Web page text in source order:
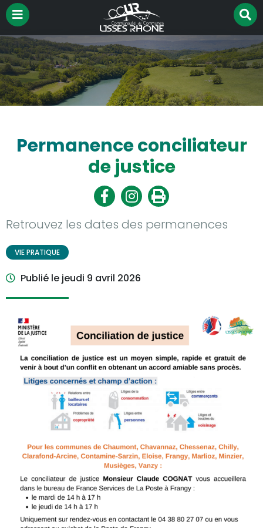
Aller à la recherche
Menu
le
Permanence conciliateur
de justice
Partager
sur
Facebook
Partager
sur
Twitter
Imprimer
Retrouvez les dates des permanences
Thématique :
VIE PRATIQUE
Publié le jeudi 9 avril 2026